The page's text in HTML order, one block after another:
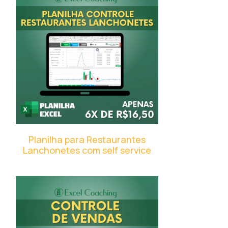
Planilha para Restaurantes
Lanchonetes com self service